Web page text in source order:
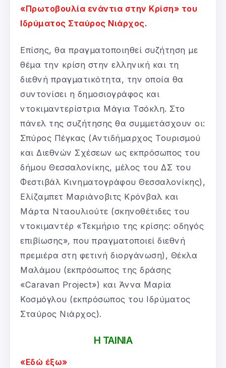
«Πρωτοβουλία ενάντια στην Κρίση» του
Ιδρύματος Σταύρος Νιάρχος.
Επίσης, θα πραγματοποιηθεί συζήτηση με
θέμα την κρίση στην ελληνική και τη
διεθνή πραγματικότητα, την οποία θα
συντονίσει η δημοσιογράφος και
ντοκιμαντερίστρια Μάγια Τσόκλη. Στο
πάνελ της συζήτησης θα συμμετάσχουν οι:
Σπύρος Πέγκας (Αντιδήμαρχος Τουρισμού
και Διεθνών Σχέσεων ως εκπρόσωπος του
δήμου Θεσσαλονίκης, μέλος του ΔΣ του
Φεστιβάλ Κινηματογράφου Θεσσαλονίκης),
Ελίζαμπετ Μαριάνοβιτς Κρόνβαλ και
Μάρτα Νταουλιούτε (σκηνοθέτιδες του
ντοκιμαντέρ «Τεκμήριο της κρίσης: οδηγός
επιβίωσης», που πραγματοποιεί διεθνή
πρεμιέρα στη φετινή διοργάνωση), Θέκλα
Μαλάμου (εκπρόσωπος της δράσης
«Caravan Project») και Άννα Μαρία
Κοσμόγλου (εκπρόσωπος του Ιδρύματος
Σταύρος Νιάρχος).
Η ΤΑΙΝΙΑ
«Εδώ έξω»